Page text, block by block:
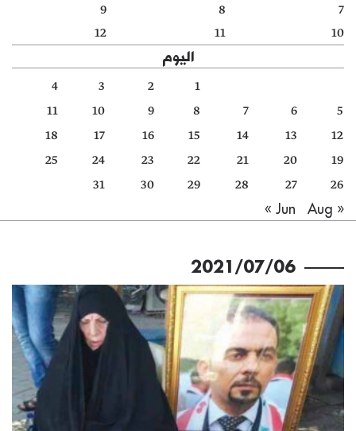
دفاتر
الأرشيف
7
8
9
10
11
12
اليوم
1
2
3
4
5
6
7
8
9
10
11
12
13
14
15
16
17
18
19
20
21
22
23
24
25
26
27
28
29
30
31
« Jun
Aug »
2021/07/06